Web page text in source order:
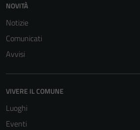
NOVITÀ
Notizie
Comunicati
Avvisi
VIVERE IL COMUNE
Luoghi
Eventi